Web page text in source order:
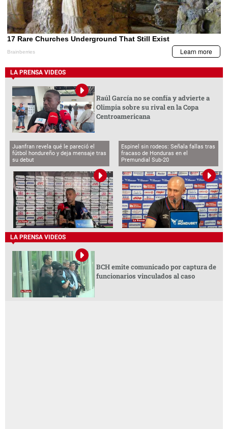
LA PRENSA VIDEOS
Raúl García no se confía y advierte a
Olimpia sobre su rival en la Copa
Centroamericana
Juanfran revela qué le pareció el
fútbol hondureño y deja mensaje tras
su debut
Espinel sin rodeos: Señala fallas tras
fracaso de Honduras en el
Premundial Sub-20
LA PRENSA VIDEOS
BCH emite comunicado por captura de
funcionarios vinculados al caso